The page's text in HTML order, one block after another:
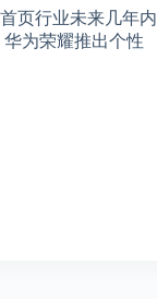
页行业未来几年内
为荣耀推出个性